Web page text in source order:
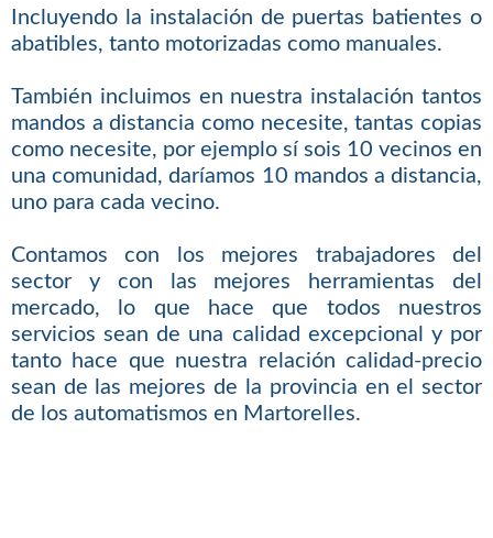
Incluyendo la instalación de puertas batientes o
abatibles, tanto motorizadas como manuales.
También incluimos en nuestra instalación tantos
mandos a distancia como necesite, tantas copias
como necesite, por ejemplo sí sois 10 vecinos en
una comunidad, daríamos 10 mandos a distancia,
uno para cada vecino.
Contamos con los mejores trabajadores del
sector y con las mejores herramientas del
mercado, lo que hace que todos nuestros
servicios sean de una calidad excepcional y por
tanto hace que nuestra relación calidad-precio
sean de las mejores de la provincia en el sector
de los automatismos en Martorelles.